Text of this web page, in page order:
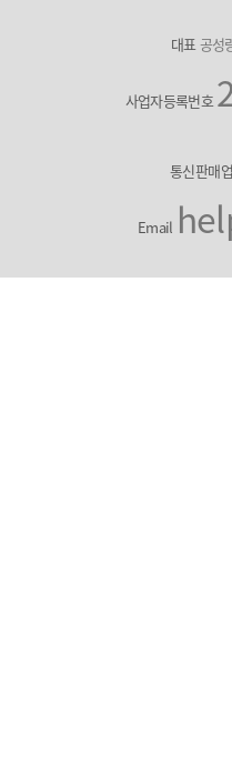
대표공성
사업자등록번호
통신판매업
Email